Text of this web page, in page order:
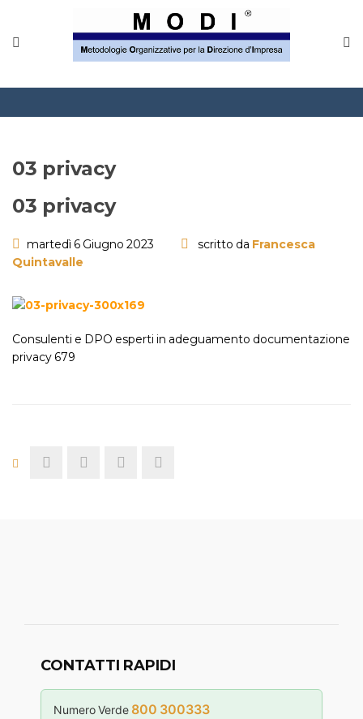
Corsi
Questionario
Blog e info
FAQ
03 privacy
03 privacy
martedì 6 Giugno 2023 scritto da Francesca
Quintavalle
Consulenti e DPO esperti in adeguamento documentazione
privacy 679
CONTATTI RAPIDI
Numero Verde 800 300333